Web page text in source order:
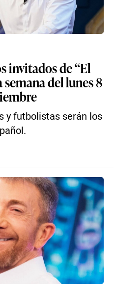
invitados de “El
del lunes 8
y futbolistas serán los